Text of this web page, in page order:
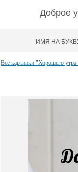
Доброе
ИМЯ НА
Все картинки "Хорошего утра